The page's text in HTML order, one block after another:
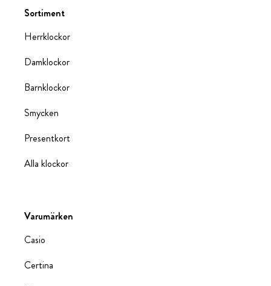
Sortiment
Herrklockor
Damklockor
Barnklockor
Smycken
Presentkort
Alla klockor
Varumärken
Casio
Certina